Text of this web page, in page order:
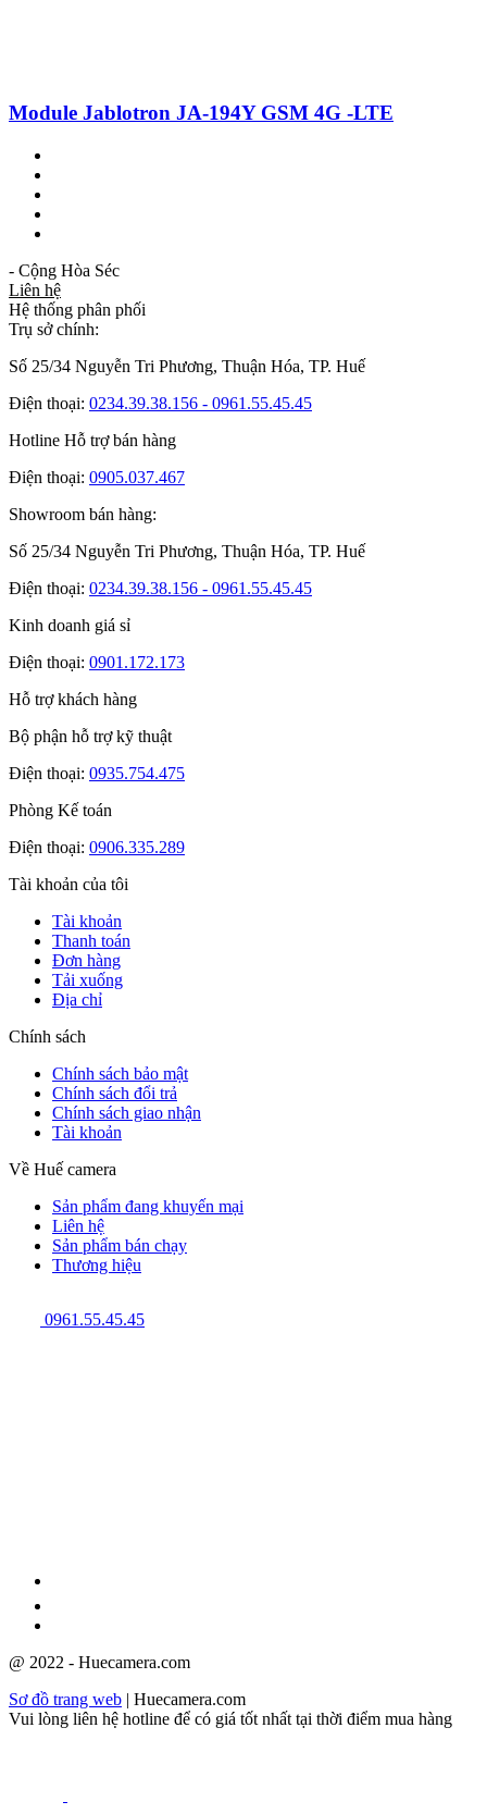
Module Jablotron JA-194Y GSM 4G -LTE
- Cộng Hòa Séc
Liên hệ
Hệ thống phân phối
Trụ sở chính:
Số 25/34 Nguyễn Tri Phương, Thuận Hóa, TP. Huế
Điện thoại: 0234.39.38.156 - 0961.55.45.45
Hotline Hỗ trợ bán hàng
Điện thoại: 0905.037.467
Showroom bán hàng:
Số 25/34 Nguyễn Tri Phương, Thuận Hóa, TP. Huế
Điện thoại: 0234.39.38.156 - 0961.55.45.45
Kinh doanh giá sỉ
Điện thoại: 0901.172.173
Hỗ trợ khách hàng
Bộ phận hỗ trợ kỹ thuật
Điện thoại: 0935.754.475
Phòng Kế toán
Điện thoại: 0906.335.289
Tài khoản của tôi
Tài khoản
Thanh toán
Đơn hàng
Tải xuống
Địa chỉ
Chính sách
Chính sách bảo mật
Chính sách đổi trả
Chính sách giao nhận
Tài khoản
Về Huế camera
Sản phẩm đang khuyến mại
Liên hệ
Sản phẩm bán chạy
Thương hiệu
0961.55.45.45
@ 2022 - Huecamera.com
Sơ đồ trang web | Huecamera.com
Vui lòng liên hệ hotline để có giá tốt nhất tại thời điểm mua hàng